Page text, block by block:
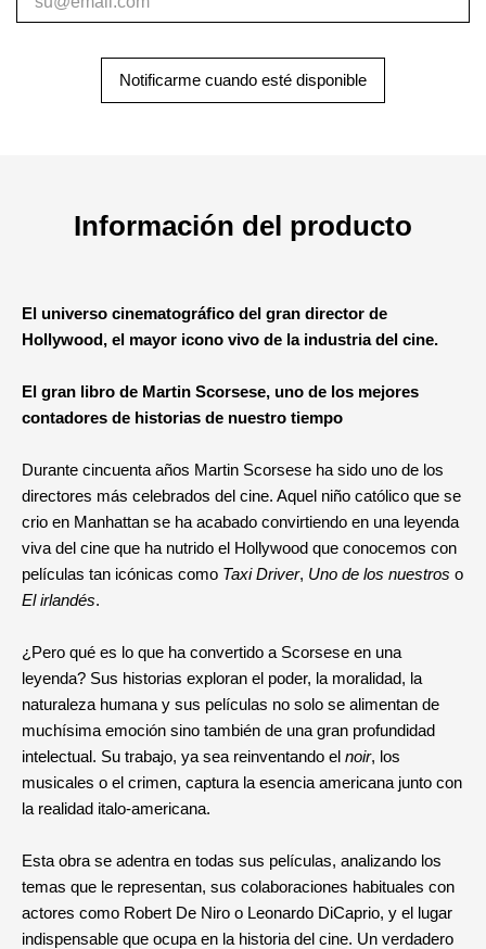
Notificarme cuando esté disponible
Información del producto
El universo cinematográfico del gran director de
Hollywood, el mayor icono vivo de la industria del cine.
El gran libro de Martin Scorsese, uno de los mejores
contadores de historias de nuestro tiempo
Durante cincuenta años Martin Scorsese ha sido uno de los
directores más celebrados del cine. Aquel niño católico que se
crio en Manhattan se ha acabado convirtiendo en una leyenda
viva del cine que ha nutrido el Hollywood que conocemos con
películas tan icónicas como Taxi Driver, Uno de los nuestros o
El irlandés.
¿Pero qué es lo que ha convertido a Scorsese en una
leyenda? Sus historias exploran el poder, la moralidad, la
naturaleza humana y sus películas no solo se alimentan de
muchísima emoción sino también de una gran profundidad
intelectual. Su trabajo, ya sea reinventando el noir, los
musicales o el crimen, captura la esencia americana junto con
la realidad italo-americana.
Esta obra se adentra en todas sus películas, analizando los
temas que le representan, sus colaboraciones habituales con
actores como Robert De Niro o Leonardo DiCaprio, y el lugar
indispensable que ocupa en la historia del cine. Un verdadero